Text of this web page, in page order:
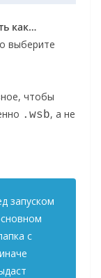
как…
выберите
чтобы
.wsb, а не
запуском
с